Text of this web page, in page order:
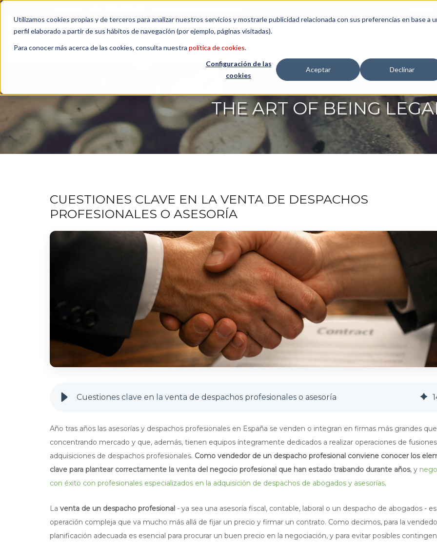
Utilizamos cookies propias y de terceros para analizar nuestros servicios y mostrarle publicidad relacionada con sus preferencias en base a
perfil elaborado a partir de sus hábitos de navegación (por ejemplo, páginas visitadas).
Para conocer más acerca de las cookies, consulta nuestra política de cookies.
Configuración de las
cookies
Aceptar Declinar
THE ART OF BEING
CUESTIONES CLAVE EN LA VENTA DE DESPACHOS
PROFESIONALES O ASESORÍA
Cuestiones clave en la venta de despachos profesionales o asesoría
Año tras años las asesorías y despachos profesionales en España se venden o integran en firmas más grandes
concentrando mercado y que, además, tienen equipos íntegramente dedicados a realizar operaciones de
adquisiciones de despachos profesionales. Como vendedor de un despacho profesional conviene conocer los
clave para plantear correctamente la venta del negocio profesional que han estado trabando durante años, y
con éxito con profesionales especializados en la adquisición de despachos de abogados y asesorías.
La venta de un despacho profesional - ya sea una asesoría fiscal, contable, laboral o un despacho de abogados -
operación compleja que va mucho más allá de fijar un precio y firmar un contrato. Como decimos, para la
planificación adecuada es esencial para procurar un buen precio en la negociación, y para evitar posibles